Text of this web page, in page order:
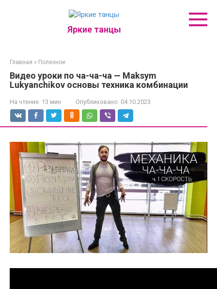
Яркие танцы
Главная » Полезное
Видео уроки по ча-ча-ча — Maksym
Lukyanchikov основы техника комбинации
На чтение: 13 мин Опубликовано: 04.10.2023